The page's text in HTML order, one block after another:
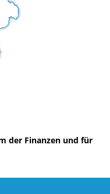
der Finanzen und für